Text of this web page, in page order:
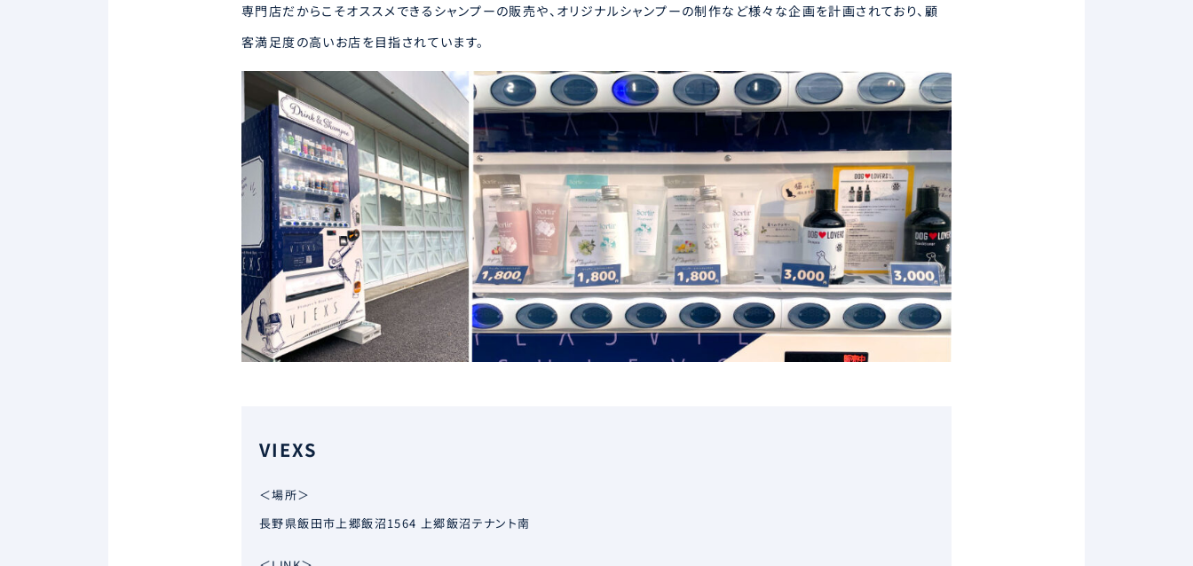
専門店だからこそオススメできるシャンプーの販売や、オリジナルシャンプーの制作など様々な企画を計画されており、顧
客満足度の高いお店を目指されています。
VIEXS
＜場所＞
長野県飯田市上郷飯沼1564 上郷飯沼テナント南